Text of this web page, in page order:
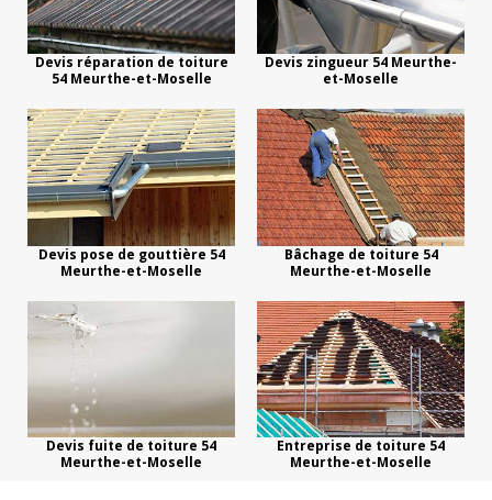
Devis réparation de toiture
54 Meurthe-et-Moselle
Devis zingueur 54 Meurthe-
et-Moselle
Devis pose de gouttière 54
Meurthe-et-Moselle
Bâchage de toiture 54
Meurthe-et-Moselle
Devis fuite de toiture 54
Meurthe-et-Moselle
Entreprise de toiture 54
Meurthe-et-Moselle